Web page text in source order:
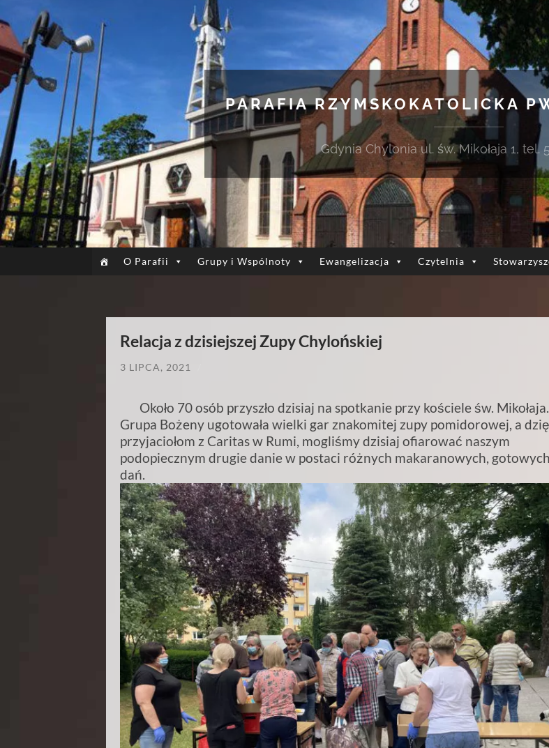
PARAFIA RZYMSKOKATOLICKA
Gdynia Chylonia ul. św. Mikołaja 1, tel.
O Parafii Grupy i Wspólnoty Ewangelizacja Czytelnia
Relacja z dzisiejszej Zupy Chylońskiej
3 LIPCA, 2021
Około 70 osób przyszło dzisiaj na spotkanie przy kościele św. Mikołaja.
Grupa Bożeny ugotowała wielki gar znakomitej zupy pomidorowej, a
przyjaciołom z Caritas w Rumi, mogliśmy dzisiaj ofiarować naszym
podopiecznym drugie danie w postaci różnych makaranowych, gotowych
dań.